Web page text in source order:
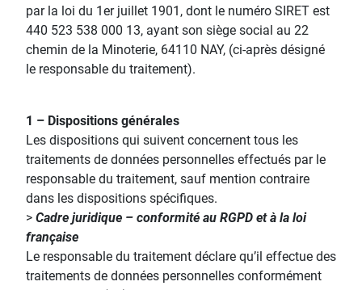
par la loi du 1er juillet 1901, dont le numéro SIRET est
440 523 538 000 13, ayant son siège social au 22
chemin de la Minoterie, 64110 NAY, (ci-après désigné
le responsable du traitement).
1 – Dispositions générales
Les dispositions qui suivent concernent tous les
traitements de données personnelles effectués par le
responsable du traitement, sauf mention contraire
dans les dispositions spécifiques.
> Cadre juridique – conformité au RGPD et à la loi
française
Le responsable du traitement déclare qu’il effectue des
traitements de données personnelles conformément